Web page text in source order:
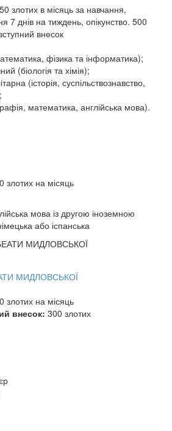
злотих в місяць за навчання,
7 днів на тиждень, опікунство. 500
внесок
фізика та інформатика);
(біологія та хімія);
(історія, суспільствознавство,
математика, англійська мова).
злотих на місяць
мова із другою іноземною
або іспанська
МИДЛОВСЬКОЇ
злотих на місяць
внесок: 300 злотих